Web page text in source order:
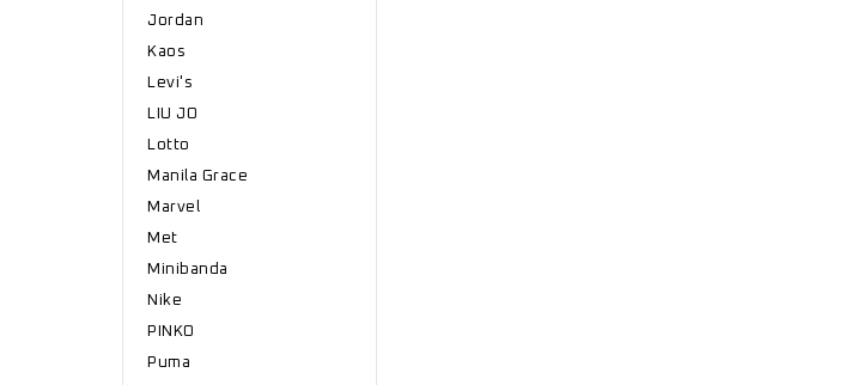
Jordan
Kaos
Levi's
LIU JO
Lotto
Manila Grace
Marvel
Met
Minibanda
Nike
PINKO
Puma